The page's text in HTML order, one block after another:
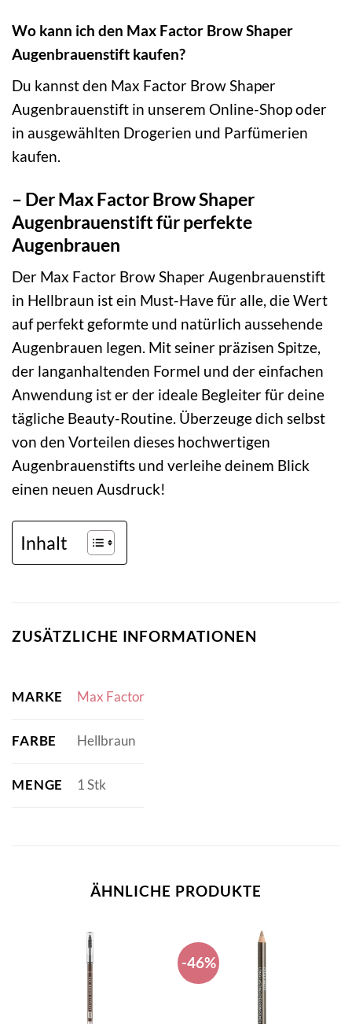
Wo kann ich den Max Factor Brow Shaper
Augenbrauenstift kaufen?
Du kannst den Max Factor Brow Shaper
Augenbrauenstift in unserem Online-Shop oder
in ausgewählten Drogerien und Parfümerien
kaufen.
– Der Max Factor Brow Shaper
Augenbrauenstift für perfekte
Augenbrauen
Der Max Factor Brow Shaper Augenbrauenstift
in Hellbraun ist ein Must-Have für alle, die Wert
auf perfekt geformte und natürlich aussehende
Augenbrauen legen. Mit seiner präzisen Spitze,
der langanhaltenden Formel und der einfachen
Anwendung ist er der ideale Begleiter für deine
tägliche Beauty-Routine. Überzeuge dich selbst
von den Vorteilen dieses hochwertigen
Augenbrauenstifts und verleihe deinem Blick
einen neuen Ausdruck!
Inhalt
ZUSÄTZLICHE INFORMATIONEN
MARKE Max Factor
FARBE Hellbraun
MENGE 1 Stk
ÄHNLICHE PRODUKTE
-46%